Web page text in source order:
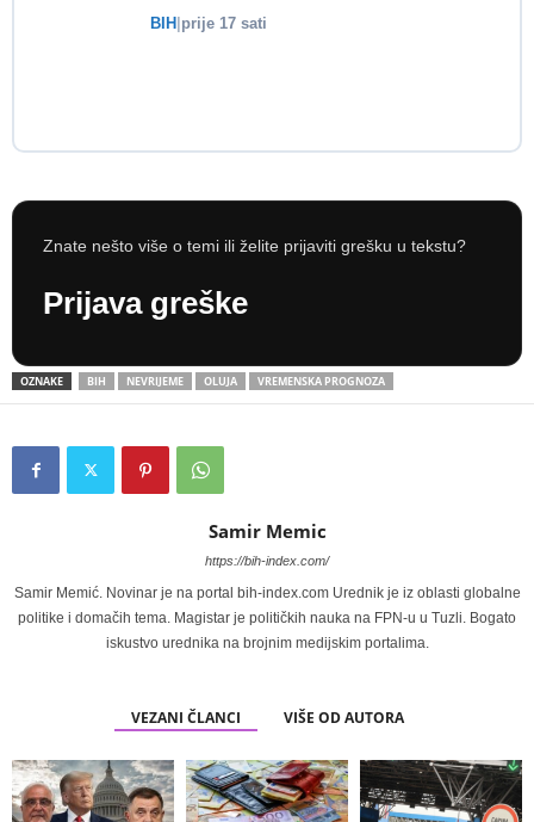
BIH|prije 17 sati
Znate nešto više o temi ili želite prijaviti grešku u tekstu?
Prijava greške
OZNAKE BIH NEVRIJEME OLUJA VREMENSKA PROGNOZA
Samir Memic
https://bih-index.com/
Samir Memić. Novinar je na portal bih-index.com Urednik je iz oblasti globalne
politike i domačih tema. Magistar je političkih nauka na FPN-u u Tuzli. Bogato
iskustvo urednika na brojnim medijskim portalima.
VEZANI ČLANCI VIŠE OD AUTORA